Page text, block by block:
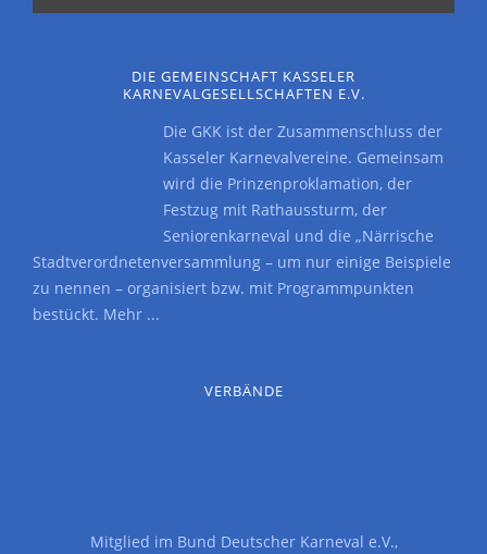
DIE GEMEINSCHAFT KASSELER
KARNEVALGESELLSCHAFTEN E.V.
Die GKK ist der Zusammenschluss der
Kasseler Karnevalvereine. Gemeinsam
wird die Prinzenproklamation, der
Festzug mit Rathaussturm, der
Seniorenkarneval und die „Närrische
Stadtverordnetenversammlung – um nur einige Beispiele
zu nennen – organisiert bzw. mit Programmpunkten
bestückt. Mehr ...
VERBÄNDE
Mitglied im Bund Deutscher Karneval e.V.,